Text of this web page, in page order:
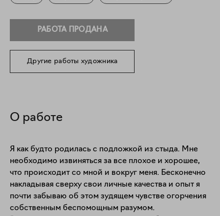
РАБОТА ПРОДАНА
Другие работы художника
О работе
Я как будто родилась с подложкой из стыда. Мне
необходимо извиняться за все плохое и хорошее,
что происходит со мной и вокруг меня. Бесконечно
накладывая сверху свои личные качества и опыт я
почти забываю об этом зудящем чувстве огорчения
собственным беспомощным разумом.